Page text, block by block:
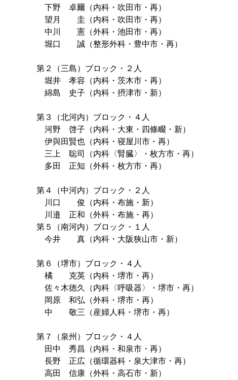
下野 卓爾（内科・吹田市・再）
望月 圭（内科・吹田市・再）
中川 憲（外科・池田市・再）
堀口 誠（整形外科・豊中市・再）
第２（三島）ブロック・２人
堀井 孝容（内科・茨木市・再）
綿島 史子（内科・摂津市・新）
第３（北河内）ブロック・４人
河野 啓子（内科・大東・四條畷・新）
伊與田賢也（内科・寝屋川市・再）
三上 聡司（内科〈腎臓〉・枚方市・再）
多田 正知（外科・枚方市・再）
第４（中河内）ブロック・２人
川口 俊（内科・布施・新）
川邉 正和（外科・布施・再）
第５（南河内）ブロック・１人
今井 真（内科・大阪狭山市・新）
第６（堺市）ブロック・４人
橘 克英（内科・堺市・再）
佐々木徳久（内科〈呼吸器〉・堺市・再）
岡原 和弘（外科・堺市・再）
中 敬三（産婦人科・堺市・再）
第７（泉州）ブロック・４人
田中 秀昌（内科・和泉市・再）
長野 正広（循環器科・泉大津市・再）
高田 信康（外科・高石市・新）